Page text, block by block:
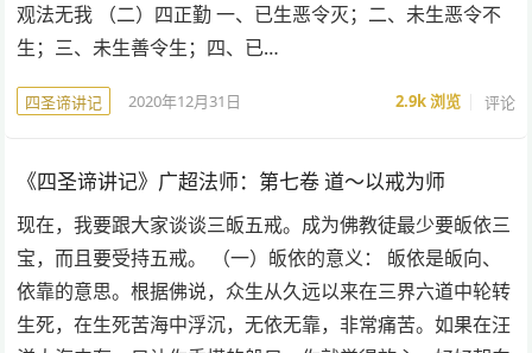
观法无我 （二）四正勤 一、已生恶令灭；二、未生恶令不
生；三、未生善令生；四、已…
四圣谛讲记 2020年12月31日 2.9k浏览 评论
《四圣谛讲记》广超法师：第七卷 道～以戒为师
现在，我要跟大家谈谈三皈五戒。成为佛教徒最少要皈依三
宝，而且要受持五戒。 （一）皈依的意义： 皈依是皈向、
依靠的意思。根据佛说，众生从久远以来在三界六道中轮转
生死，在生死苦海中浮沉，无依无靠，非常痛苦。如果在汪